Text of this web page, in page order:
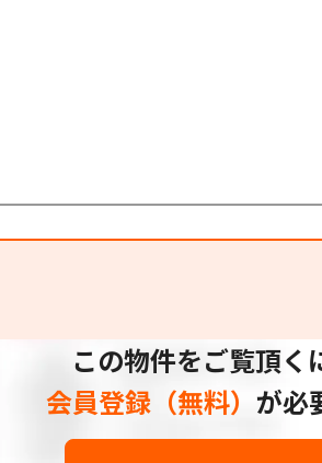
この物件をご覧頂く
会員登録（無料） が必